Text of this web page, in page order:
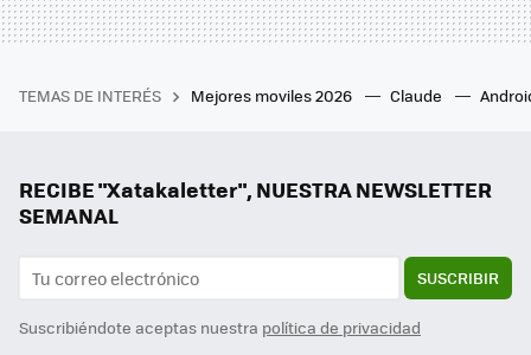
TEMAS DE INTERÉS Mejores moviles 2026 Claude
RECIBE "Xatakaletter", NUESTRA NEWSLETTER
SEMANAL
SUSCRIBIR
Suscribiéndote aceptas nuestra política de privacidad